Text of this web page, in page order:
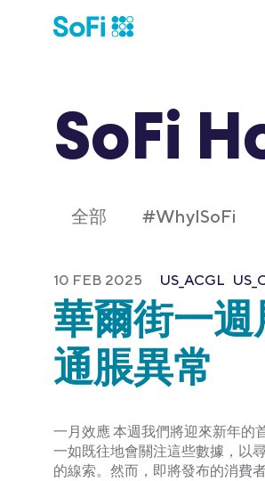
SoFi
全部 #WhyISoFi
10 FEB 2025 US_ACGL
華爾街一週
通脹異常
一月效應 本週我們將迎來新年的
一如既往地會關注這些數據，以
的線索。然而，即將發布的消費